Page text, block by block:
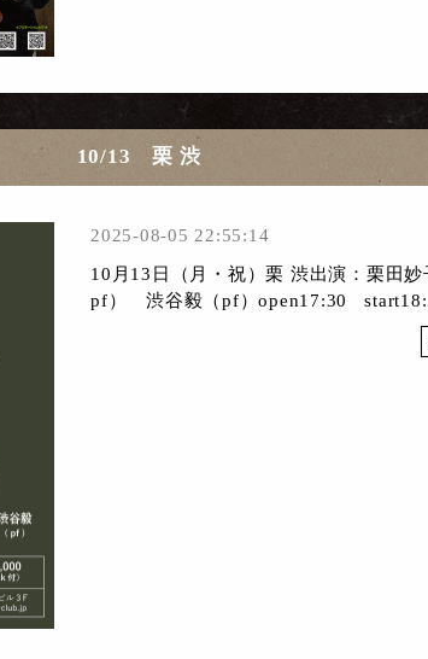
10/13 栗 渋
2025-08-05 22:55:14
10月13日（月・祝）栗 渋出演：栗田妙
pf） 渋谷毅（pf）open17:30